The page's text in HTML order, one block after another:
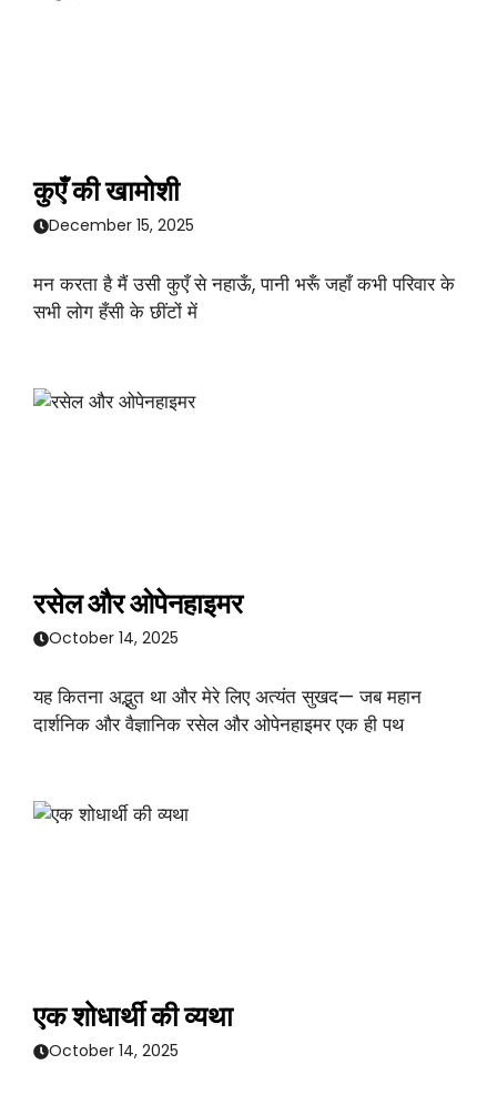
कुएँ की खामोशी
December 15, 2025
मन करता है मैं उसी कुएँ से नहाऊँ, पानी भरूँ जहाँ कभी परिवार के
सभी लोग हँसी के छींटों में
रसेल और ओपेनहाइमर
October 14, 2025
यह कितना अद्भुत था और मेरे लिए अत्यंत सुखद— जब महान
दार्शनिक और वैज्ञानिक रसेल और ओपेनहाइमर एक ही पथ
एक शोधार्थी की व्यथा
October 14, 2025